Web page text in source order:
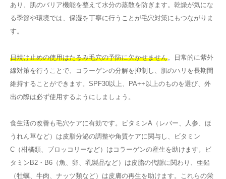
あり、肌のバリア機能を整えて水分の蒸散を防ぎます。乾燥が気にな
る季節や環境では、保湿を丁寧に行うことが毛穴対策にもつながりま
す。
日焼け止めの使用はたるみ毛穴の予防に欠かせません。日常的に紫外
線対策を行うことで、コラーゲンの分解を抑制し、肌のハリを長期間
維持することができます。SPF30以上、PA++以上のものを選び、外
出の際は必ず使用するようにしましょう。
食生活の改善も毛穴ケアに有効です。ビタミンA（レバー、人参、ほ
うれん草など）は皮脂分泌の調整や角質ケアに関与し、ビタミン
C（柑橘類、ブロッコリーなど）はコラーゲンの産生を助けます。ビ
タミンB2・B6（魚、卵、乳製品など）は皮脂の代謝に関わり、亜鉛
（牡蠣、牛肉、ナッツ類など）は皮膚の再生を助けます。これらの栄